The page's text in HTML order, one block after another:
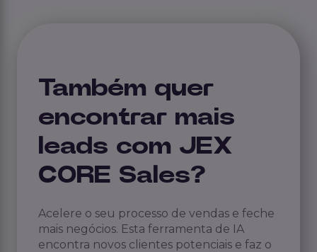
Também quer
encontrar mais
leads com JEX
CORE Sales?
Acelere o seu processo de vendas e feche
mais negócios. Esta ferramenta de IA
encontra novos clientes potenciais e faz o